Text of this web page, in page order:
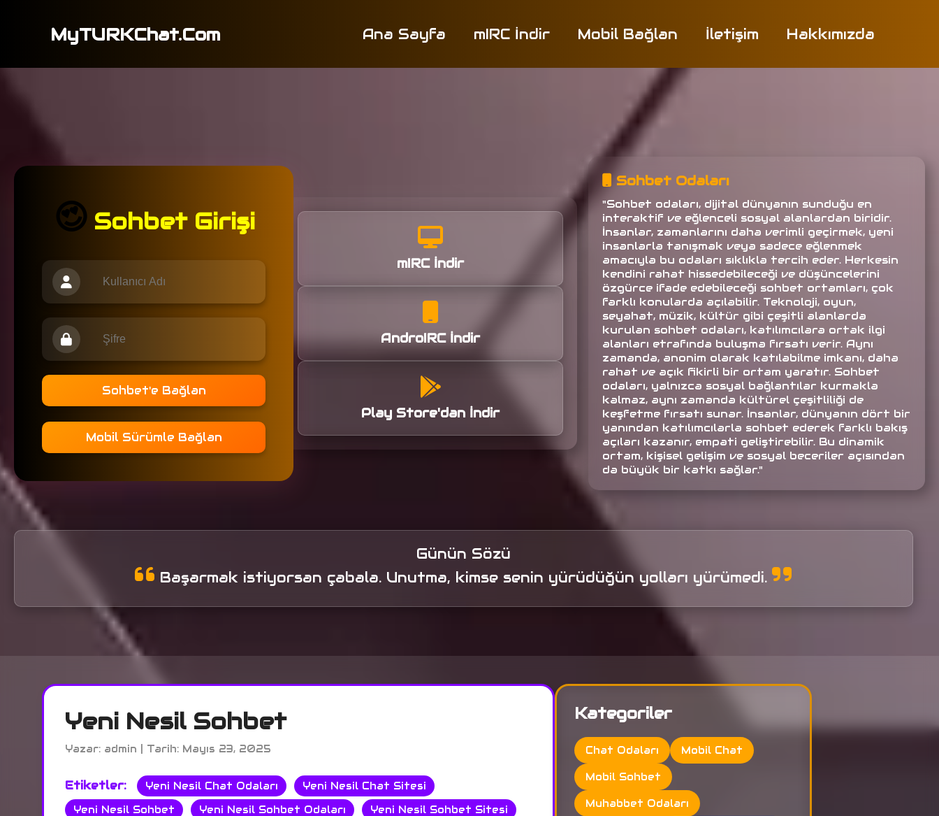
MyTURKChat.Com Ana Sayfa mIRC İndir Mobil Bağlan İletişim Hakkımızda
😍 Sohbet Girişi
Sohbet'e Bağlan
Mobil Sürümle Bağlan
mIRC İndir
AndroIRC İndir
Play Store'dan İndir
Sohbet Odaları
"Sohbet odaları, dijital dünyanın sunduğu en
interaktif ve eğlenceli sosyal alanlardan biridir.
İnsanlar, zamanlarını daha verimli geçirmek, yeni
insanlarla tanışmak veya sadece eğlenmek
amacıyla bu odaları sıklıkla tercih eder. Herkesin
kendini rahat hissedebileceği ve düşüncelerini
özgürce ifade edebileceği sohbet ortamları, çok
farklı konularda açılabilir. Teknoloji, oyun,
seyahat, müzik, kültür gibi çeşitli alanlarda
kurulan sohbet odaları, katılımcılara ortak ilgi
alanları etrafında buluşma fırsatı verir. Aynı
zamanda, anonim olarak katılabilme imkanı, daha
rahat ve açık fikirli bir ortam yaratır. Sohbet
odaları, yalnızca sosyal bağlantılar kurmakla
kalmaz, aynı zamanda kültürel çeşitliliği de
keşfetme fırsatı sunar. İnsanlar, dünyanın dört bir
yanından katılımcılarla sohbet ederek farklı bakış
açıları kazanır, empati geliştirebilir. Bu dinamik
ortam, kişisel gelişim ve sosyal beceriler açısından
da büyük bir katkı sağlar."
Günün Sözü
Başarmak istiyorsan çabala. Unutma, kimse senin yürüdüğün yolları yürümedi.
Yeni Nesil Sohbet
Yazar: admin | Tarih: Mayıs 23, 2025
Etiketler: Yeni Nesil Chat Odaları
Yeni Nesil Chat Sitesi
Yeni Nesil Sohbet
Yeni Nesil Sohbet Odaları Yeni Nesil Sohbet Sitesi
Kategoriler
Chat Odaları Mobil Chat
Mobil Sohbet
Muhabbet Odaları